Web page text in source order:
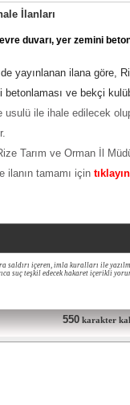
İlanları
duvarı, yer zemini
yayınlanan ilana göre,
betonlaması ve bekçi
usulü ile ihale edilecek
Tarım ve Orman İl
ilanın tamamı için
içeren, imla kuralları ile
suç teşkil edecek hakaret içerikli
550 karakter